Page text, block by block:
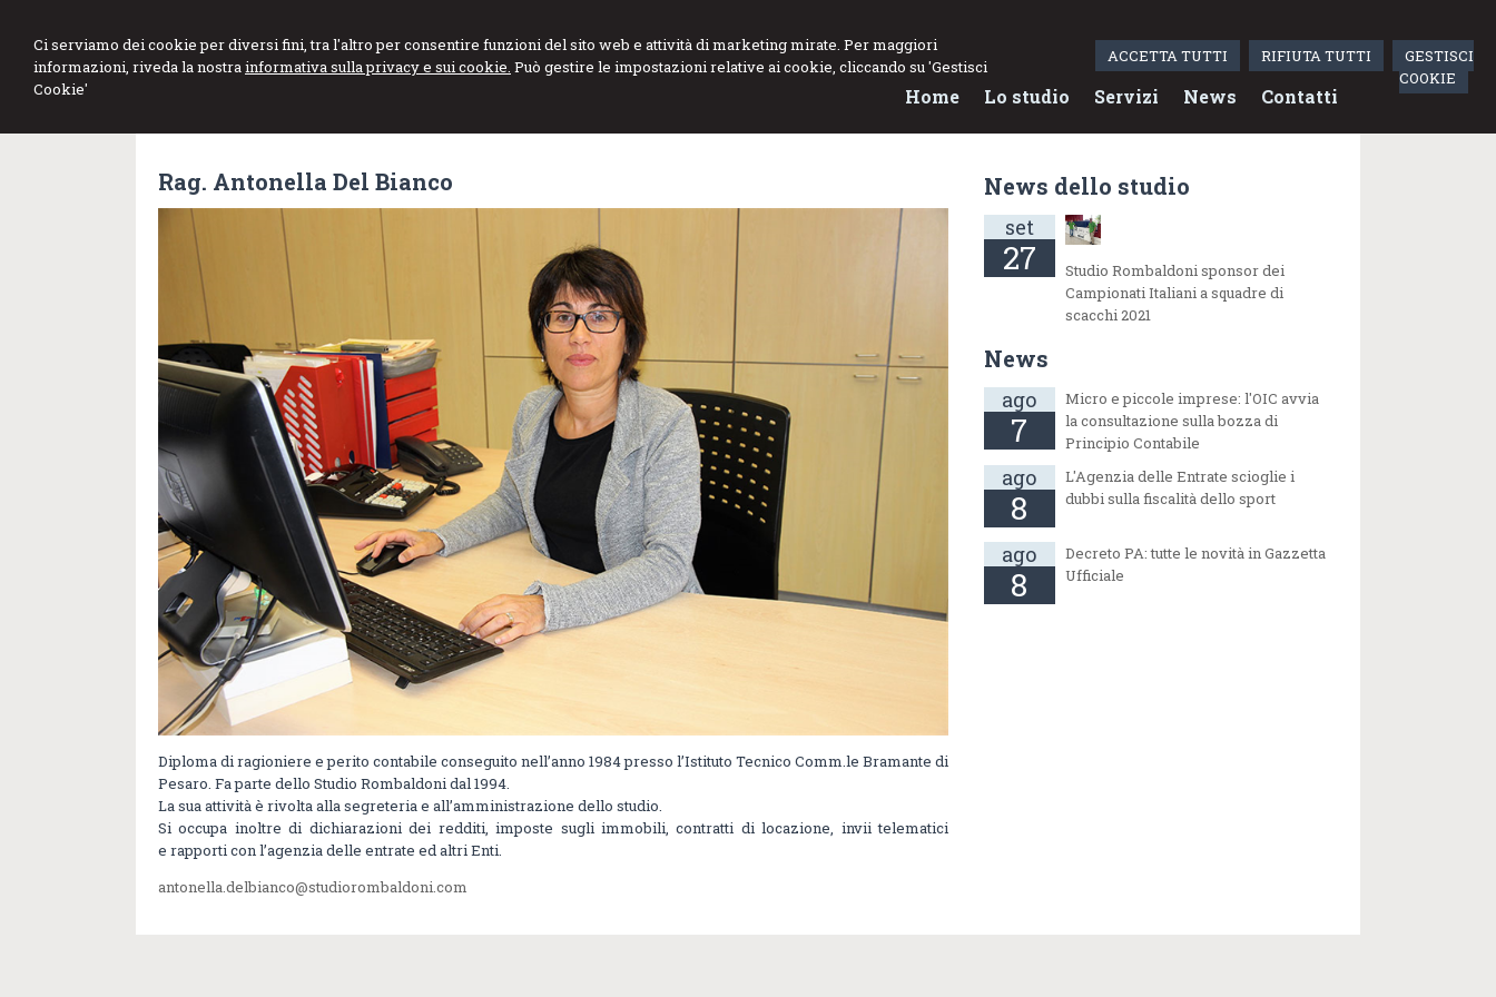
Ci serviamo dei cookie per diversi fini, tra l'altro per consentire funzioni del sito web e attività di marketing mirate. Per maggiori
informazioni, riveda la nostrainformativa sulla privacy e sui cookie. Può gestire le impostazioni relative ai cookie, cliccando su 'Gestisci
Cookie'
ACCETTA TUTTI RIFIUTA TUTTI
GESTISCI
COOKIE
Home Lo studio Servizi News Contatti
Rag. Antonella Del Bianco
Diploma di ragioniere e perito contabile conseguito nell’anno 1984 presso l’Istituto Tecnico Comm.le Bramante di
Pesaro. Fa parte dello Studio Rombaldoni dal 1994.
La sua attività è rivolta alla segreteria e all’amministrazione dello studio.
Si occupa inoltre di dichiarazioni dei redditi, imposte sugli immobili, contratti di locazione, invii telematici
e rapporti con l’agenzia delle entrate ed altri Enti.
antonella.delbianco@studiorombaldoni.com
News dello studio
set
27
Studio Rombaldoni sponsor dei
Campionati Italiani a squadre di
scacchi 2021
News
ago
7
Micro e piccole imprese: l'OIC avvia
la consultazione sulla bozza di
Principio Contabile
ago
8
L'Agenzia delle Entrate scioglie i
dubbi sulla fiscalità dello sport
ago
8
Decreto PA: tutte le novità in Gazzetta
Ufficiale